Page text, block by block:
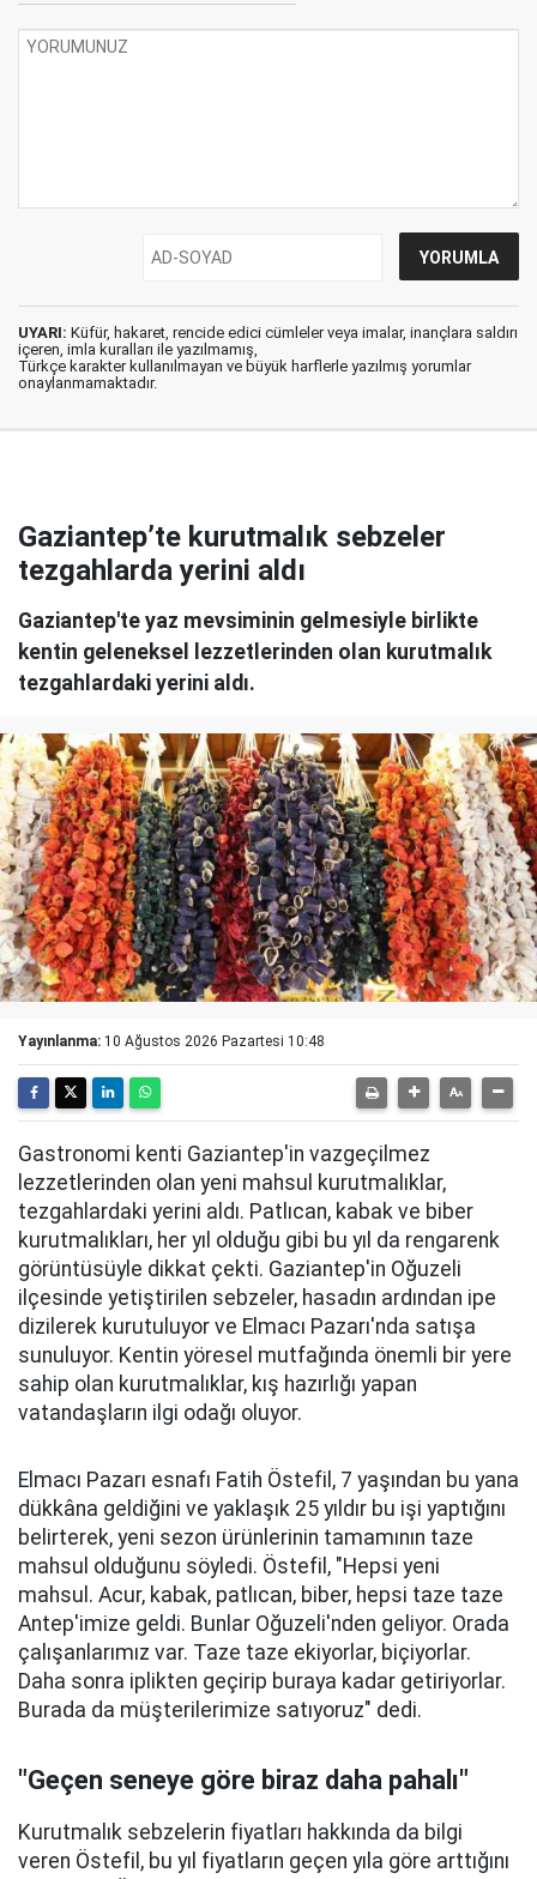
UYARI: Küfür, hakaret, rencide edici cümleler veya imalar, inançlara saldırı
içeren, imla kuralları ile yazılmamış,
Türkçe karakter kullanılmayan ve büyük harflerle yazılmış yorumlar
onaylanmamaktadır.
Gaziantep’te kurutmalık sebzeler
tezgahlarda yerini aldı
Gaziantep'te yaz mevsiminin gelmesiyle birlikte
kentin geleneksel lezzetlerinden olan kurutmalık
tezgahlardaki yerini aldı.
Yayınlanma: 10 Ağustos 2026 Pazartesi 10:48
Gastronomi kenti Gaziantep'in vazgeçilmez
lezzetlerinden olan yeni mahsul kurutmalıklar,
tezgahlardaki yerini aldı. Patlıcan, kabak ve biber
kurutmalıkları, her yıl olduğu gibi bu yıl da rengarenk
görüntüsüyle dikkat çekti. Gaziantep'in Oğuzeli
ilçesinde yetiştirilen sebzeler, hasadın ardından ipe
dizilerek kurutuluyor ve Elmacı Pazarı'nda satışa
sunuluyor. Kentin yöresel mutfağında önemli bir yere
sahip olan kurutmalıklar, kış hazırlığı yapan
vatandaşların ilgi odağı oluyor.
Elmacı Pazarı esnafı Fatih Östefil, 7 yaşından bu yana
dükkâna geldiğini ve yaklaşık 25 yıldır bu işi yaptığını
belirterek, yeni sezon ürünlerinin tamamının taze
mahsul olduğunu söyledi. Östefil, "Hepsi yeni
mahsul. Acur, kabak, patlıcan, biber, hepsi taze taze
Antep'imize geldi. Bunlar Oğuzeli'nden geliyor. Orada
çalışanlarımız var. Taze taze ekiyorlar, biçiyorlar.
Daha sonra iplikten geçirip buraya kadar getiriyorlar.
Burada da müşterilerimize satıyoruz" dedi.
"Geçen seneye göre biraz daha pahalı"
Kurutmalık sebzelerin fiyatları hakkında da bilgi
veren Östefil, bu yıl fiyatların geçen yıla göre arttığını